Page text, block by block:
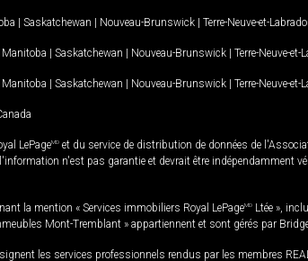
| Saskatchewan | Nouveau-Brunswick | Terre-Neuve-et-
Manitoba | Saskatchewan | Nouveau-Brunswick | Terre-Neuve-et-
Manitoba | Saskatchewan | Nouveau-Brunswick | Terre-Neuve-et-
LePageMD et du service de distribution de données de
n'est pas garantie et devrait être indépendamment
la mention « Services immobiliers Royal LePageMD Ltée »,
Mont-Tremblant » appartiennent et sont gérés par
les services professionnels rendus par les membres